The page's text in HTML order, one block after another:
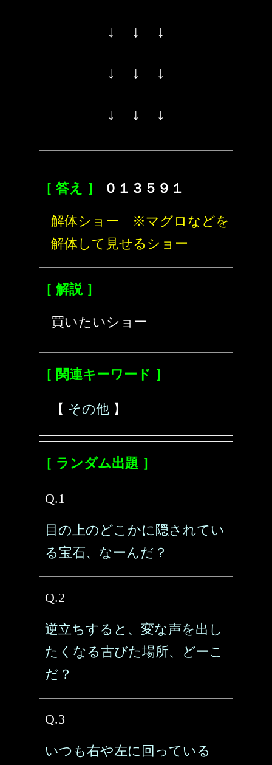
↓ ↓ ↓
↓ ↓ ↓
↓ ↓ ↓
［ 答え ］ ０１３５９１
解体ショー ※マグロなどを
解体して見せるショー
［ 解説 ］
買いたいショー
［ 関連キーワード ］
【 その他 】
［ ランダム出題 ］
Q.1
目の上のどこかに隠されてい
る宝石、なーんだ？
Q.2
逆立ちすると、変な声を出し
たくなる古びた場所、どーこ
だ？
Q.3
いつも右や左に回っている